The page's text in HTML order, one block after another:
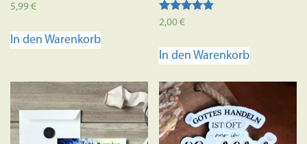
5,99€
In den Warenkorb
Bewertet mit
5.00
2,00€
In den Warenkorb